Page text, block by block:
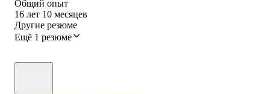
Общий опыт
16 лет 10 месяцев
Другие резюме
Ещё 1 резюме